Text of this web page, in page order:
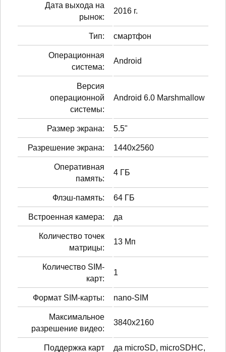
Дата выхода на
рынок:
2016 г.
Тип: смартфон
Операционная
система:
Android
Версия
операционной
системы:
Android 6.0 Marshmallow
Размер экрана: 5.5"
Разрешение экрана: 1440x2560
Оперативная
память:
4 ГБ
Флэш-память: 64 ГБ
Встроенная камера: да
Количество точек
матрицы:
13 Мп
Количество SIM-
карт:
1
Формат SIM-карты: nano-SIM
Максимальное
разрешение видео:
3840x2160
Поддержка карт
да microSD, microSDHC,